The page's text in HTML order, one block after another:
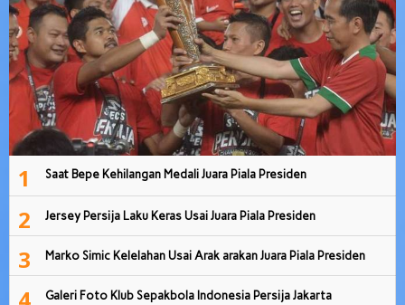
1 Saat Bepe Kehilangan Medali Juara Piala Presiden
2 Jersey Persija Laku Keras Usai Juara Piala Presiden
3 Marko Simic Kelelahan Usai Arak arakan Juara Piala Presiden
Galeri Foto Klub Sepakbola Indonesia Persija Jakarta